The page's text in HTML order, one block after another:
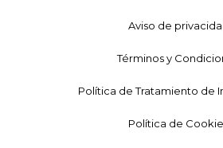
Aviso de
Términos y
Política de Tratamiento de
Política de